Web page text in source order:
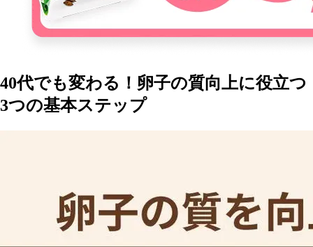
40代でも変わる！卵子の質向上に役立つ
3つの基本ステップ